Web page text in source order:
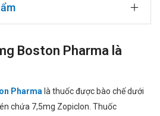
Boston Pharma là
Pharma là thuốc được bào chế dưới
chứa 7,5mg Zopiclon. Thuốc